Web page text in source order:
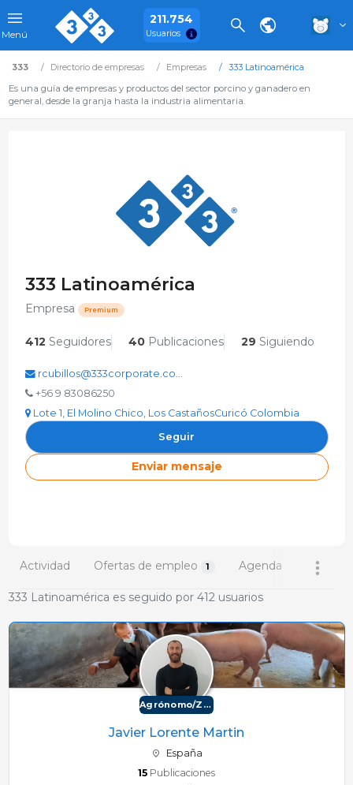
Menú
211.754
Usuarios
333 Directorio de empresas Empresas
333 Latinoamérica
Es una guía de empresas y productos del sector porcino y ganadero en
general, desde la granja hasta la industria alimentaria.
333 Latinoamérica
Empresa Premium
412 Seguidores 40Publicaciones 29 Siguiendo
rcubillos@333corporate.com
+56 9 83086250
Lote 1, El Molino Chico, Los CastañosCuricó Colombia
Seguir
Enviar mensaje
Actividad Ofertas de empleo 1 Agenda
333 Latinoamérica es seguido por 412 usuarios
Agrónomo/Zootécnico
Javier Lorente Martin
España
15 Publicaciones